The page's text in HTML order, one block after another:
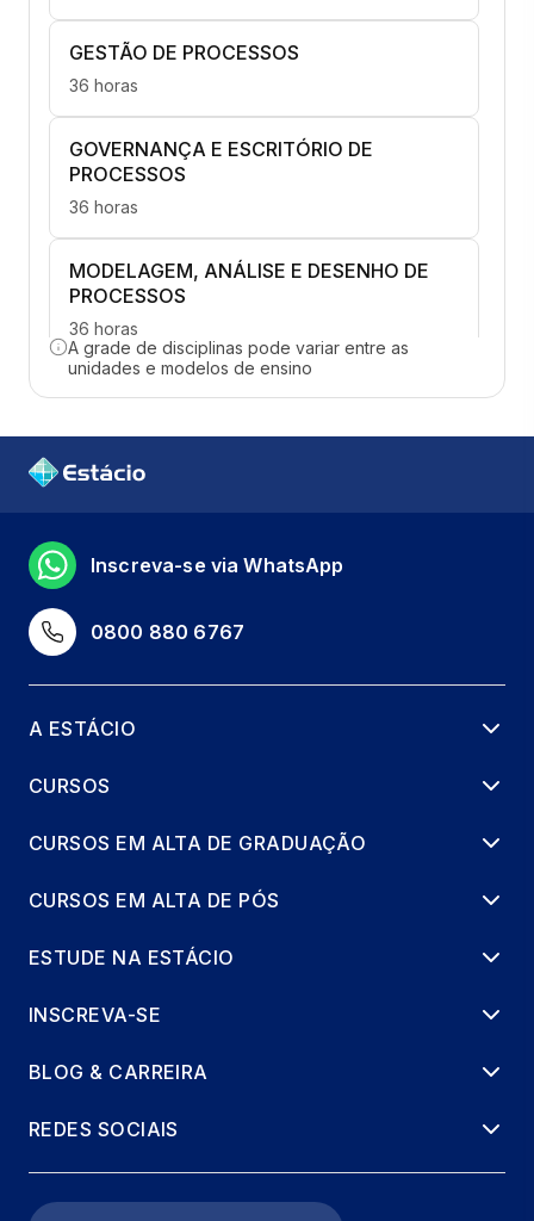
GESTÃO DE PROCESSOS
36 horas
GOVERNANÇA E ESCRITÓRIO DE
PROCESSOS
36 horas
MODELAGEM, ANÁLISE E DESENHO DE
PROCESSOS
36 horas
FUNDAMENTOS DA GESTÃO DE
GERENCIAMENTO DA INTEGRAÇÃO EM
36 horas
GERENCIAMENTO DE RISCOS E
CUSTOS
36 horas
A grade de disciplinas pode variar entre as
unidades e modelos de ensino
0800 880 6767
Inscreva-se via WhatsApp
A ESTÁCIO
CURSOS
CURSOS EM ALTA DE GRADUAÇÃO
CURSOS EM ALTA DE PÓS
ESTUDE NA ESTÁCIO
INSCREVA-SE
BLOG & CARREIRA
REDES SOCIAIS